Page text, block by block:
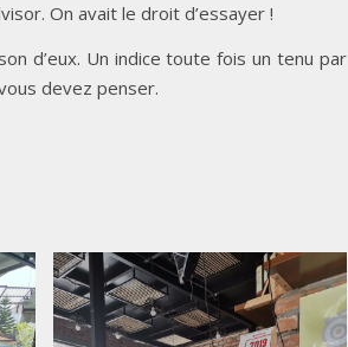
On avait le droit d’essayer !
d’eux. Un indice toute fois un tenu par
devez penser.